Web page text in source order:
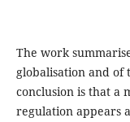
The work
globalisation and of
conclusion is that a
regulation appears